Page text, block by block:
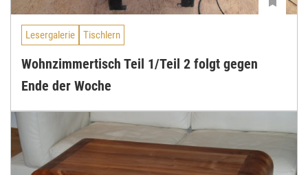
Lesergalerie Tischlern
Wohnzimmertisch Teil 1/Teil 2 folgt gegen
Ende der Woche